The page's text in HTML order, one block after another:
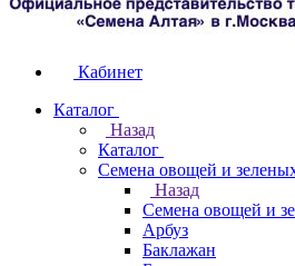
Кабинет
Каталог
Назад
Каталог
Семена овощей и
Назад
Семена овощей и
Арбуз
Баклажан